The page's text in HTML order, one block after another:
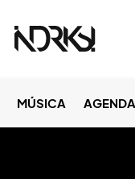
MÚSICA AGENDA